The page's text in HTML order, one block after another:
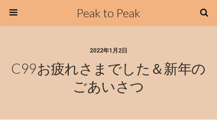
Peak to Peak
2022年1月2日
C99お疲れさまでした＆新年の
ごあいさつ